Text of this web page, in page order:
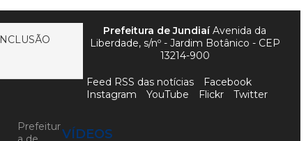
VÍDEOS
Prefeitura de JundiaíAvenida da
Liberdade, s/nº - Jardim Botânico - CEP
13214-900
Feed RSS das notícias
Facebook
Instagram
YouTube Flickr Twitter
Prefeitur